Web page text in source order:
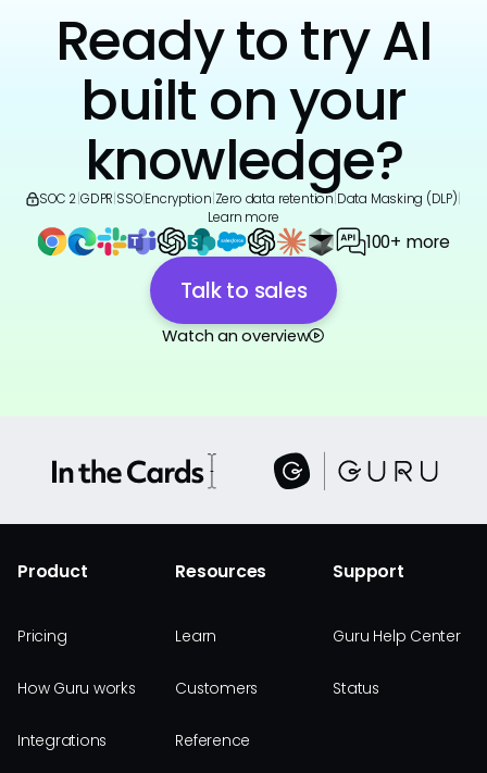
Ready to try AI
built on your
knowledge?
SOC 2|GDPR|SSO|Encryption|Zero data retention|Data Masking (DLP)|
Learn more
100+ more
Talk to sales
Watch an overview
Product
Pricing
How Guru works
Integrations
Resources
Learn
Customers
Reference
Support
Guru Help Center
Status